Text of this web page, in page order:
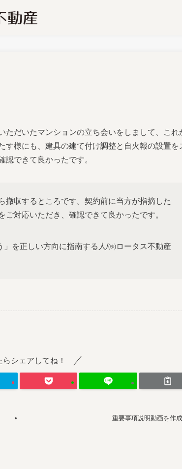
ただいたマンションの立ち会いをしまして、これ
す様にも、建具の建て付け調整と自火報の設置を
認できて良かったです。
撤収するところです。契約前に当方が指摘した
対応いただき、確認できて良かったです。
を正しい方向に指南する人/㈱ロータス不動産
らシェアしてね！
重要事項説明動画を作成